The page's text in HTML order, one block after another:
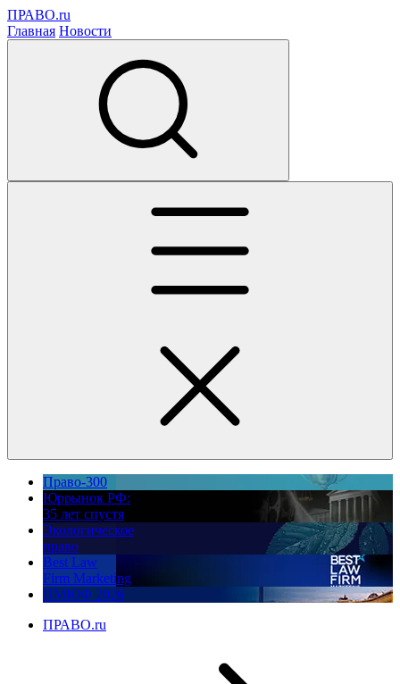
ПРАВО.ru
Главная Новости
Право-300
Юррынок РФ:
35 лет спустя
Экологическое
право
Best Law
Firm Marketing
ПМЮФ 2026
ПРАВО.ru